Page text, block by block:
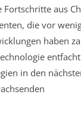
aus
die vor
haben
in den